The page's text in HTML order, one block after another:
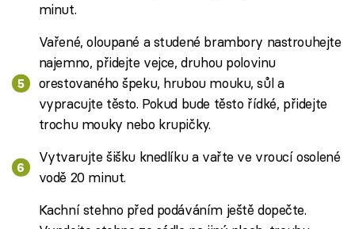
minut.
Vařené, oloupané a studené brambory nastrouhejte
najemno, přidejte vejce, druhou polovinu
orestovaného špeku, hrubou mouku, sůl a
vypracujte těsto. Pokud bude těsto řídké, přidejte
trochu mouky nebo krupičky.
Vytvarujte šišku knedlíku a vařte ve vroucí osolené
vodě 20 minut.
Kachní stehno před podáváním ještě dopečte.